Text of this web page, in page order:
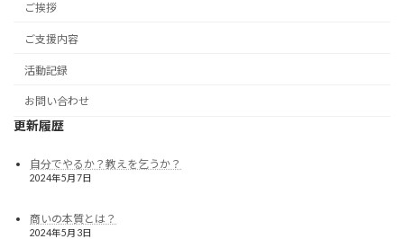
ご挨拶
ご支援内容
活動記録
お問い合わせ
更新履歴
自分でやるか？教えを乞うか？
2024年5月7日
商いの本質とは？
2024年5月3日